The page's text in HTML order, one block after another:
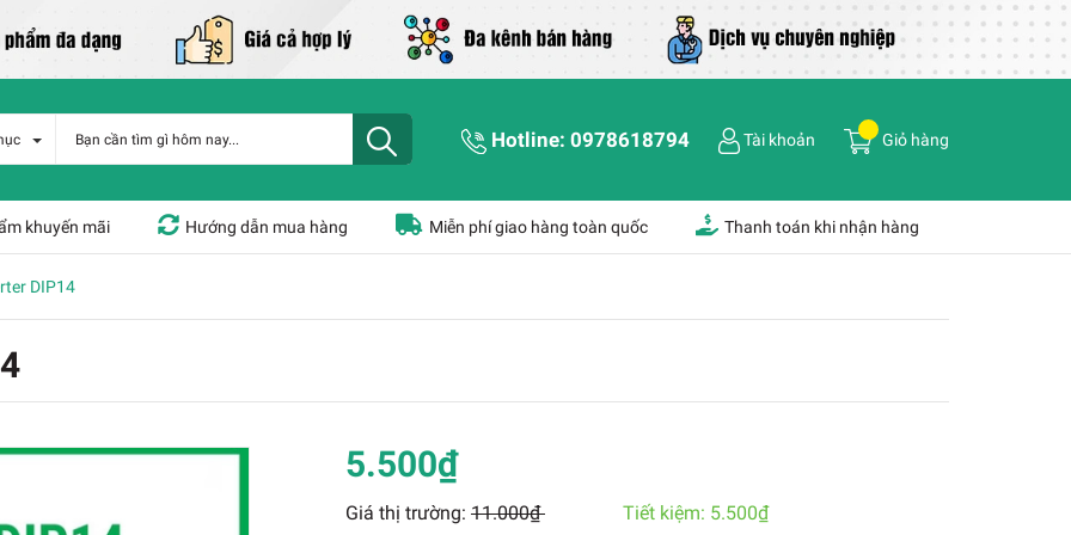
Hotline: 0978618794 Tài khoản Giỏ hàng
khuyến mãi Hướng dẫn mua hàng Miễn phí giao hàng toàn quốc Thanh toán khi nhận hàng
DIP14
5.500₫
Giá thị trường: 11.000₫ Tiết kiệm: 5.500₫